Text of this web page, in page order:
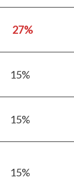
27%
15%
15%
15%